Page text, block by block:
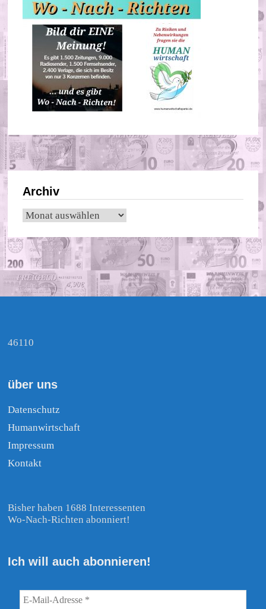
Archiv
Archiv
46110
über uns
Datenschutz
Humanwirtschaft
Impressum
Kontakt
Bisher haben 1688 Interessenten
Wo-Nach-Richten abonniert!
Ich will auch abonnieren!